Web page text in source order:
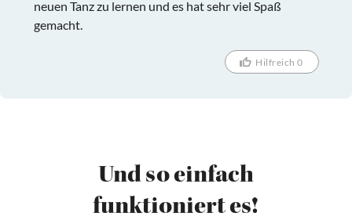
neuen Tanz zu lernen und es hat sehr viel Spaß
gemacht.
Hilfreich 0
Und so einfach
funktioniert es!